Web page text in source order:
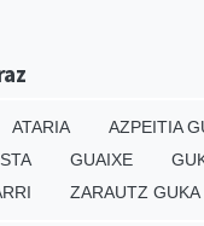
ATARIA AZPEITIA
GUAIXE
ZARAUTZ GUKA